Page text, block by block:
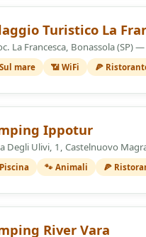
Turistico La
La Francesca, Bonassola (SP)
mare 📶 WiFi 🍕
Ippotur
Degli Ulivi, 1, Castelnuovo
🐾 Animali 🍕
River Vara